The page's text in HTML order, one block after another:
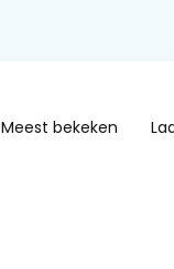
Meest bekeken